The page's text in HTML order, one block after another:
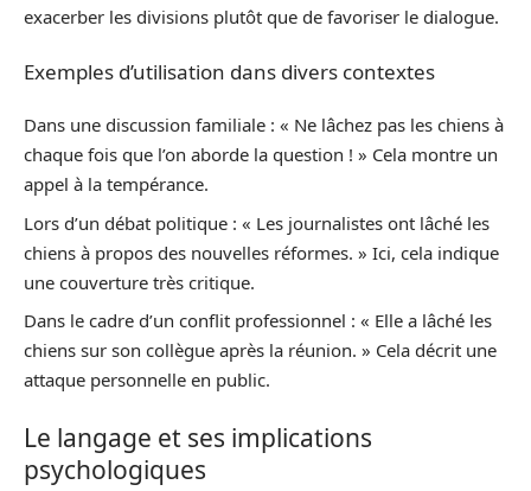
exacerber les divisions plutôt que de favoriser le dialogue.
Exemples d’utilisation dans divers contextes
Dans une discussion familiale : « Ne lâchez pas les chiens à
chaque fois que l’on aborde la question ! » Cela montre un
appel à la tempérance.
Lors d’un débat politique : « Les journalistes ont lâché les
chiens à propos des nouvelles réformes. » Ici, cela indique
une couverture très critique.
Dans le cadre d’un conflit professionnel : « Elle a lâché les
chiens sur son collègue après la réunion. » Cela décrit une
attaque personnelle en public.
Le langage et ses implications
psychologiques